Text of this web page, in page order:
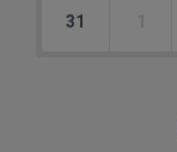
31